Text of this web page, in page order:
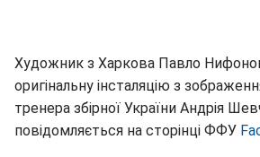
Художник з Харкова Павло
оригінальну інсталяцію з
тренера збірної України Андрія
повідомляється на сторінці ФФУ